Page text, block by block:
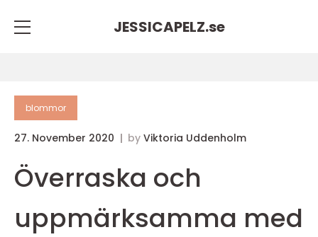
JESSICAPELZ.se
blommor
27. November 2020 by Viktoria Uddenholm
Överraska och
uppmärksamma med